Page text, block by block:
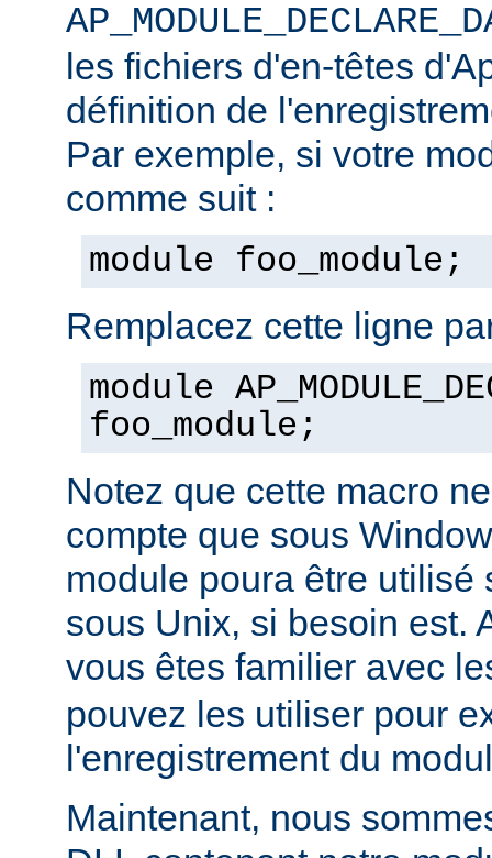
les fichiers d'en-têtes
définition de
Par exemple, si votre
comme suit :
module foo_module;
Remplacez cette ligne
module
foo_module;
Notez que cette macro
compte que sous
module poura être utilisé
sous Unix, si besoin est.
vous êtes familier avec
pouvez les utiliser pour
l'enregistrement du
Maintenant, nous